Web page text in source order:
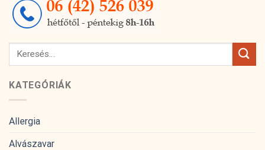
KATEGÓRIÁK
Allergia
Alvászavar